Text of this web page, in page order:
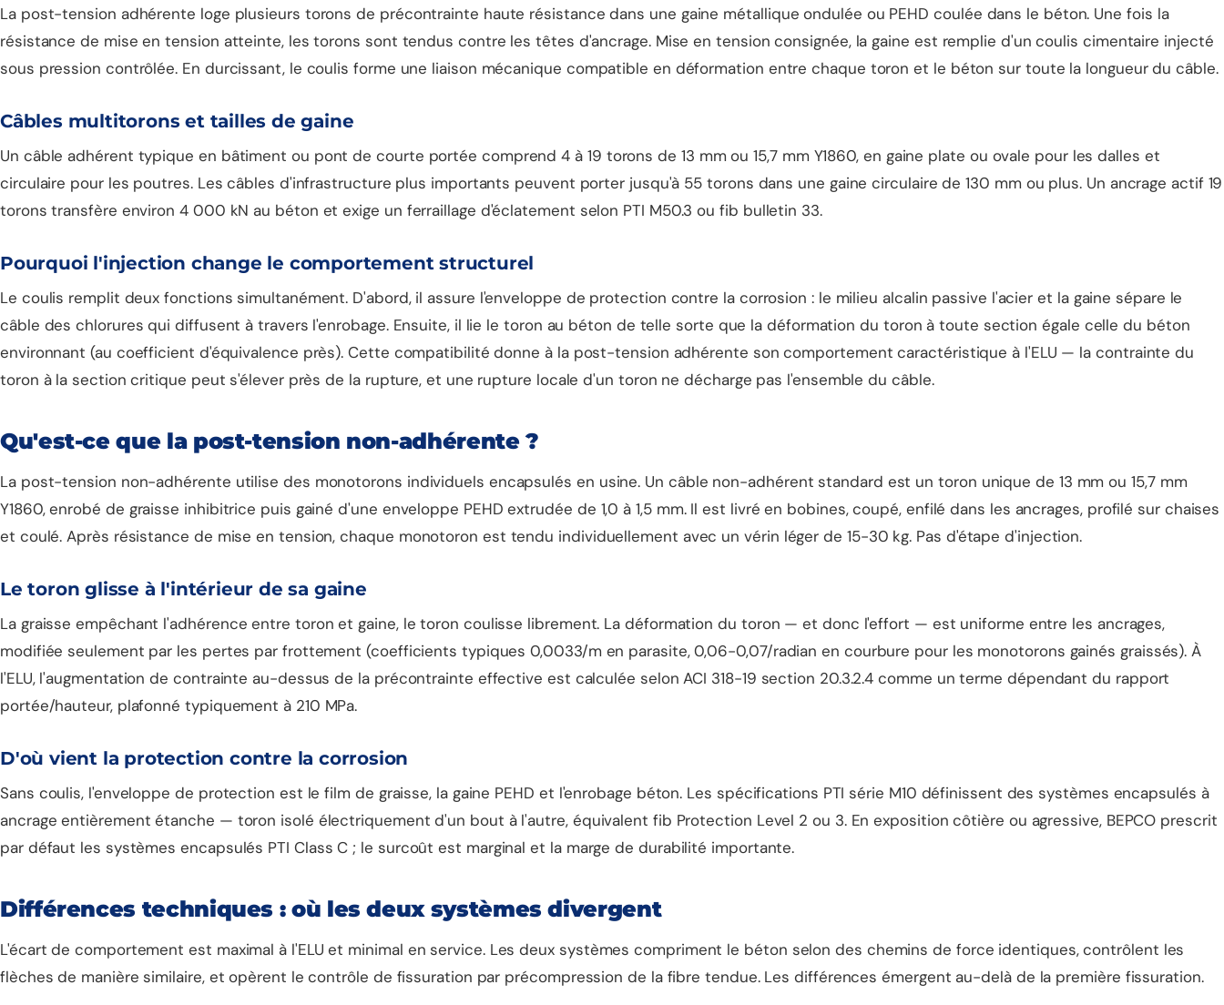
La post-tension adhérente loge plusieurs torons de précontrainte haute résistance dans une gaine métallique ondulée ou PEHD coulée dans le béton. Une fois la
résistance de mise en tension atteinte, les torons sont tendus contre les têtes d'ancrage. Mise en tension consignée, la gaine est remplie d'un coulis cimentaire injecté
sous pression contrôlée. En durcissant, le coulis forme une liaison mécanique compatible en déformation entre chaque toron et le béton sur toute la longueur du câble.
Câbles multitorons et tailles de gaine
Un câble adhérent typique en bâtiment ou pont de courte portée comprend 4 à 19 torons de 13 mm ou 15,7 mm Y1860, en gaine plate ou ovale pour les dalles et
circulaire pour les poutres. Les câbles d'infrastructure plus importants peuvent porter jusqu'à 55 torons dans une gaine circulaire de 130 mm ou plus. Un ancrage actif 19
torons transfère environ 4 000 kN au béton et exige un ferraillage d'éclatement selon PTI M50.3 ou fib bulletin 33.
Pourquoi l'injection change le comportement structurel
Le coulis remplit deux fonctions simultanément. D'abord, il assure l'enveloppe de protection contre la corrosion : le milieu alcalin passive l'acier et la gaine sépare le
câble des chlorures qui diffusent à travers l'enrobage. Ensuite, il lie le toron au béton de telle sorte que la déformation du toron à toute section égale celle du béton
environnant (au coefficient d'équivalence près). Cette compatibilité donne à la post-tension adhérente son comportement caractéristique à l'ELU — la contrainte du
toron à la section critique peut s'élever près de la rupture, et une rupture locale d'un toron ne décharge pas l'ensemble du câble.
Qu'est-ce que la post-tension non-adhérente ?
La post-tension non-adhérente utilise des monotorons individuels encapsulés en usine. Un câble non-adhérent standard est un toron unique de 13 mm ou 15,7 mm
Y1860, enrobé de graisse inhibitrice puis gainé d'une enveloppe PEHD extrudée de 1,0 à 1,5 mm. Il est livré en bobines, coupé, enfilé dans les ancrages, profilé sur chaises
et coulé. Après résistance de mise en tension, chaque monotoron est tendu individuellement avec un vérin léger de 15-30 kg. Pas d'étape d'injection.
Le toron glisse à l'intérieur de sa gaine
La graisse empêchant l'adhérence entre toron et gaine, le toron coulisse librement. La déformation du toron — et donc l'effort — est uniforme entre les ancrages,
modifiée seulement par les pertes par frottement (coefficients typiques 0,0033/m en parasite, 0,06-0,07/radian en courbure pour les monotorons gainés graissés). À
l'ELU, l'augmentation de contrainte au-dessus de la précontrainte effective est calculée selon ACI 318-19 section 20.3.2.4 comme un terme dépendant du rapport
portée/hauteur, plafonné typiquement à 210 MPa.
D'où vient la protection contre la corrosion
Sans coulis, l'enveloppe de protection est le film de graisse, la gaine PEHD et l'enrobage béton. Les spécifications PTI série M10 définissent des systèmes encapsulés à
ancrage entièrement étanche — toron isolé électriquement d'un bout à l'autre, équivalent fib Protection Level 2 ou 3. En exposition côtière ou agressive, BEPCO prescrit
par défaut les systèmes encapsulés PTI Class C ; le surcoût est marginal et la marge de durabilité importante.
Différences techniques : où les deux systèmes divergent
L'écart de comportement est maximal à l'ELU et minimal en service. Les deux systèmes compriment le béton selon des chemins de force identiques, contrôlent les
flèches de manière similaire, et opèrent le contrôle de fissuration par précompression de la fibre tendue. Les différences émergent au-delà de la première fissuration.